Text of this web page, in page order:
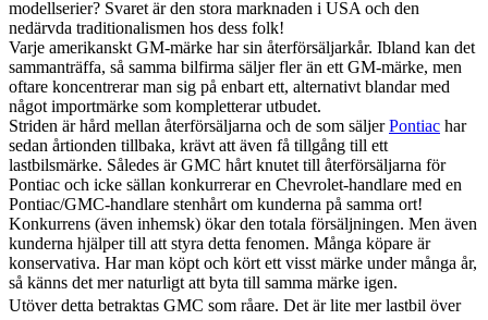
modellserier? Svaret är den stora marknaden i USA och den
nedärvda traditionalismen hos dess folk!
Varje amerikanskt GM-märke har sin återförsäljarkår. Ibland kan det
sammanträffa, så samma bilfirma säljer fler än ett GM-märke, men
oftare koncentrerar man sig på enbart ett, alternativt blandar med
något importmärke som kompletterar utbudet.
Striden är hård mellan återförsäljarna och de som säljerPontiac har
sedan årtionden tillbaka, krävt att även få tillgång till ett
lastbilsmärke. Således är GMC hårt knutet till återförsäljarna för
Pontiac och icke sällan konkurrerar en Chevrolet-handlare med en
Pontiac/GMC-handlare stenhårt om kunderna på samma ort!
Konkurrens (även inhemsk) ökar den totala försäljningen. Men även
kunderna hjälper till att styra detta fenomen. Många köpare är
konservativa. Har man köpt och kört ett visst märke under många år,
så känns det mer naturligt att byta till samma märke igen.
Utöver detta betraktas GMC som råare. Det är lite mer lastbil över